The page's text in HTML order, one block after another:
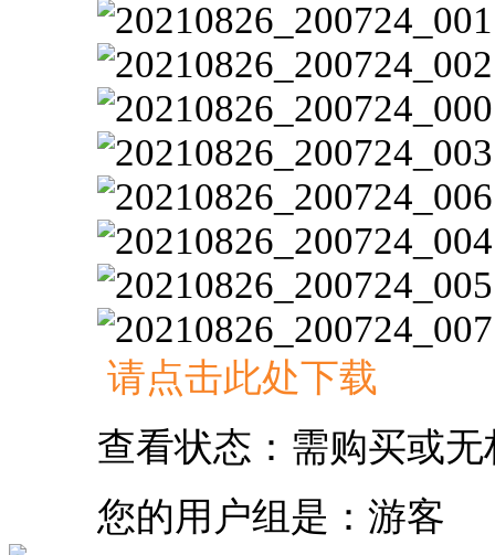
请点击此处下载
查看状态：需购买或无
您的用户组是：游客